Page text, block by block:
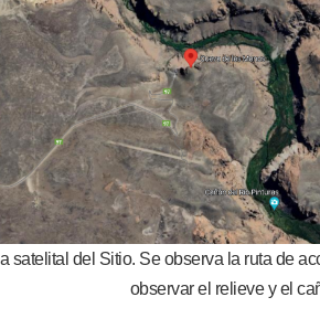
satelital del Sitio. Se observa la ruta de
observar el relieve y el